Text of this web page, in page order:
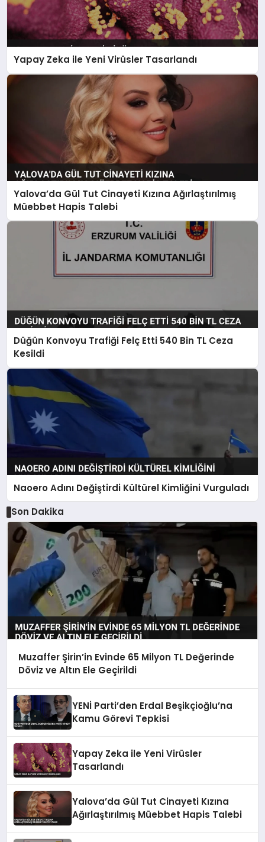
Yapay Zeka ile Yeni Virüsler Tasarlandı
Yalova’da Gül Tut Cinayeti Kızına Ağırlaştırılmış
Müebbet Hapis Talebi
Düğün Konvoyu Trafiği Felç Etti 540 Bin TL Ceza
Kesildi
Naoero Adını Değiştirdi Kültürel Kimliğini Vurguladı
Son Dakika
Muzaffer Şirin’in Evinde 65 Milyon TL Değerinde
Döviz ve Altın Ele Geçirildi
YENİ Parti’den Erdal Beşikçioğlu’na
Kamu Görevi Tepkisi
Yapay Zeka ile Yeni Virüsler
Tasarlandı
Yalova’da Gül Tut Cinayeti Kızına
Ağırlaştırılmış Müebbet Hapis Talebi